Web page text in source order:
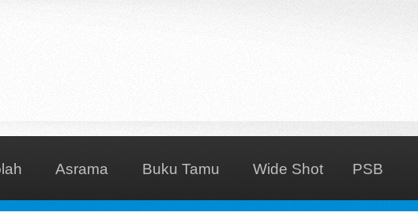
Asrama Buku Tamu Wide Shot PSB